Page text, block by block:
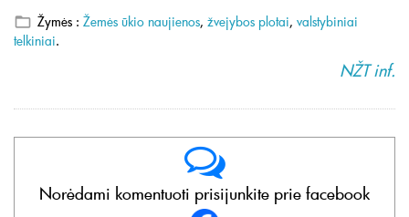
Žymės : Žemės ūkio naujienos, žvejybos plotai, valstybiniai
telkiniai.
NŽT inf.
Norėdami komentuoti prisijunkite prie facebook